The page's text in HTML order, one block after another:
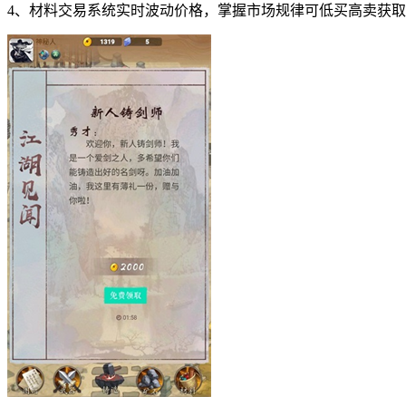
4、材料交易系统实时波动价格，掌握市场规律可低买高卖获